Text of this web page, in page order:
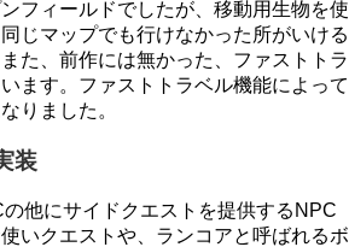
フィールドでしたが、移動用生物を使
じマップでも行けなかった所がいける
た、前作には無かった、ファストトラ
ます。ファストトラベル機能によって
りました。
装
他にサイドクエストを提供するNPC
いクエストや、ランコアと呼ばれるボ